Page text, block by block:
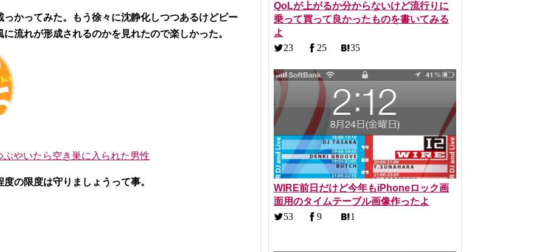
かってみた。もう徐々に沈静化しつつあるけどピー
流れが形成されるのかを見れたので楽しかった。
やいたら空き巣に入られた男性
の限度は守りましょうって事。
QoLが上がるか分からないけど流行りに
乗って買って良かったものを書いてみる
よ
23 25 35
WIRE前日だけど今年もiPhoneロック画
面用のタイムテーブル画像作ったよ
53 9 1